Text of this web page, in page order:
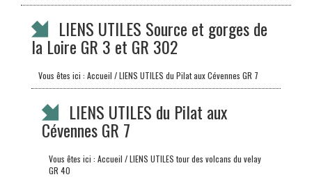
LIENS UTILES Source et gorges de
la Loire GR 3 et GR 302
Vous êtes ici : Accueil / LIENS UTILES du Pilat aux Cévennes GR 7
LIENS UTILES du Pilat aux
Cévennes GR 7
Vous êtes ici : Accueil / LIENS UTILES tour des volcans du velay
GR 40